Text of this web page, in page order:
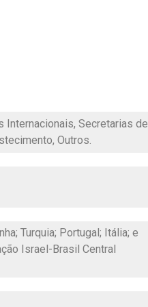
Internacionais, Secretarias de
Outros.
Turquia; Portugal; Itália; e
Israel-Brasil Central